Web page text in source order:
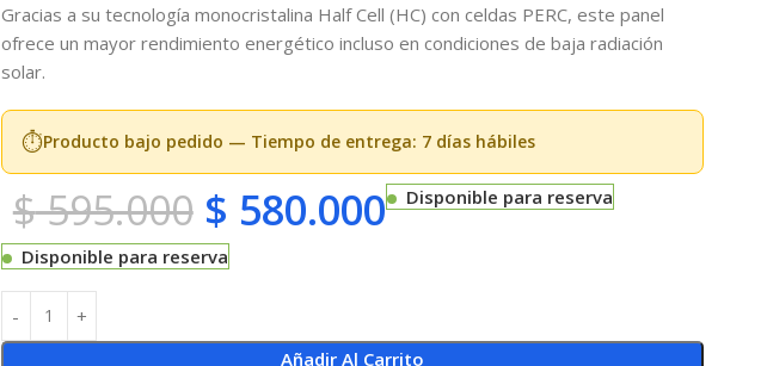
Gracias a su tecnología monocristalina Half Cell (HC) con celdas PERC, este panel
ofrece un mayor rendimiento energético incluso en condiciones de baja radiación
solar.
⏱️Producto bajo pedido — Tiempo de entrega: 7 días hábiles
$595.000 $ 580.000 Disponible para reserva
Disponible para reserva
Añadir Al Carrito